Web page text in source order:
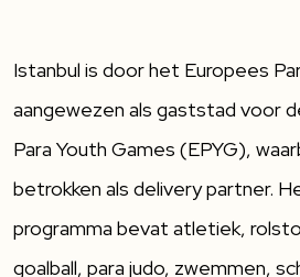
Istanbul is door het Europees
aangewezen als gaststad voor
Para Youth Games (EPYG),
betrokken als delivery partner.
programma bevat atletiek,
goalball, para judo, zwemmen,